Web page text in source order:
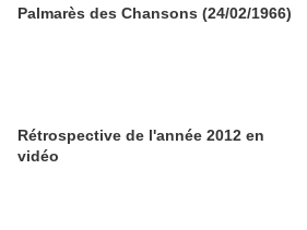
Palmarès des Chansons (24/02/1966)
Rétrospective de l'année 2012 en
vidéo